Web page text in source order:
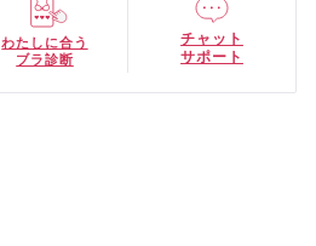
わたしに合う
ブラ診断
チャット
サポート